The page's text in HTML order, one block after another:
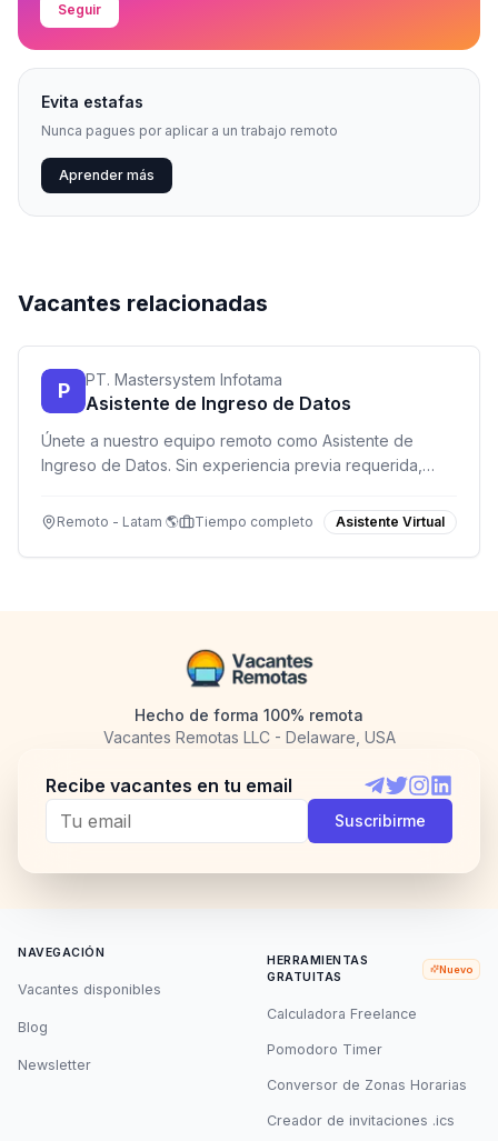
Seguir
Evita estafas
Nunca pagues por aplicar a un trabajo remoto
Aprender más
Vacantes relacionadas
P PT. Mastersystem Infotama
Asistente de Ingreso de Datos
Únete a nuestro equipo remoto como Asistente de
Ingreso de Datos. Sin experiencia previa requerida,
recién graduados y personas en busca de flexibilidad.
Remoto - Latam 🌎 Tiempo completo Asistente Virtual
Hecho de forma 100% remota
Vacantes Remotas LLC - Delaware, USA
Recibe vacantes en tu email
Telegram
TwitterInstagram
Suscribirme
NAVEGACIÓN
Vacantes disponibles
Blog
Newsletter
HERRAMIENTAS
GRATUITAS
Nuevo
Calculadora Freelance
Pomodoro Timer
Conversor de Zonas Horarias
Creador de invitaciones .ics